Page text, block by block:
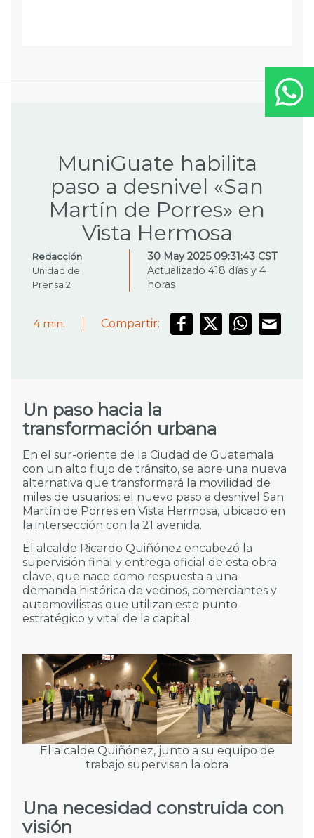
MuniGuate habilita
paso a desnivel «San
Martín de Porres» en
Vista Hermosa
Redacción
Unidad de
Prensa 2
30 May 2025 09:31:43 CST
Actualizado 418 días y 4
horas
4 min. Compartir:
Un paso hacia la
transformación urbana
En el sur-oriente de la Ciudad de Guatemala
con un alto flujo de tránsito, se abre una nueva
alternativa que transformará la movilidad de
miles de usuarios: el nuevo paso a desnivel San
Martín de Porres en Vista Hermosa, ubicado en
la intersección con la 21 avenida.
El alcalde Ricardo Quiñónez encabezó la
supervisión final y entrega oficial de esta obra
clave, que nace como respuesta a una
demanda histórica de vecinos, comerciantes y
automovilistas que utilizan este punto
estratégico y vital de la capital.
El alcalde Quiñónez, junto a su equipo de
trabajo supervisan la obra
Una necesidad construida con
visión